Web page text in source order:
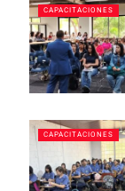
CAPACITACIONES
CAPACITACIONES